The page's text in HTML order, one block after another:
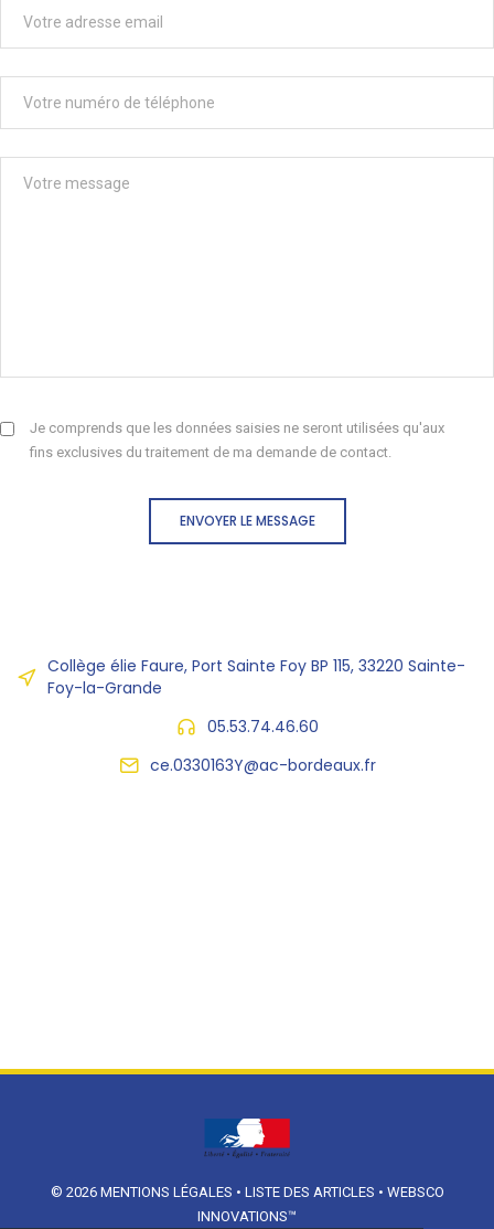
Je comprends que les données saisies ne seront utilisées qu'aux
fins exclusives du traitement de ma demande de contact.
ENVOYER LE MESSAGE
Collège élie Faure, Port Sainte Foy BP 115, 33220 Sainte-
Foy-la-Grande
05.53.74.46.60
ce.0330163Y@ac-bordeaux.fr
© 2026 MENTIONS LÉGALES • LISTE DES ARTICLES • WEBSCO
INNOVATIONS™